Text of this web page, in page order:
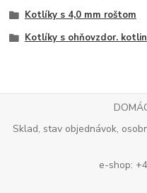
Kotlíky s 4,0 mm roštom
Kotlíky s ohňovzdor.
Sklad, stav objednávok,
e-shop: